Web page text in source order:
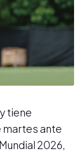
tiene
martes ante
2026,